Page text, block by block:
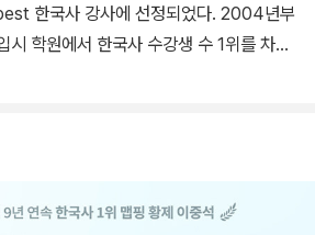
습자료
한국사 강사에 선정되었다. 2004년부
학원에서 한국사 수강생 수 1위를 차지
에 학생들에게